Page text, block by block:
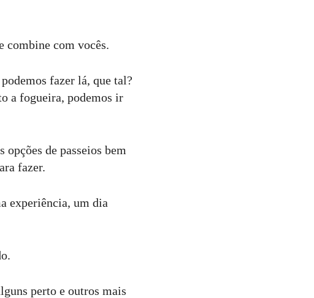
combine com vocês.
fazer lá, que tal?
a fogueira, podemos ir
de passeios bem
fazer.
experiência, um dia
perto e outros mais